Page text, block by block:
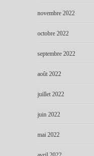
novembre 2022
octobre 2022
septembre 2022
août 2022
juillet 2022
juin 2022
mai 2022